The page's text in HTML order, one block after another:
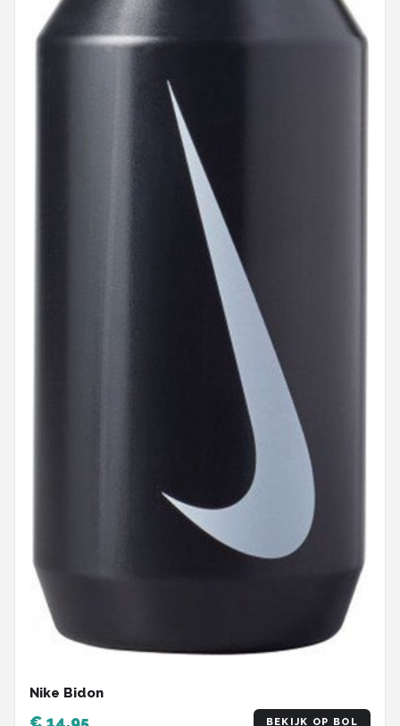
Nike Bidon
€ 14,95 BEKIJK OP BOL